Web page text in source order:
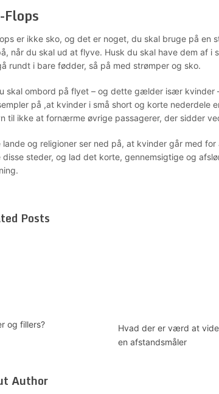
Flops
er ikke sko, og det er noget, du skal bruge på en
når du skal ud at flyve. Husk du skal have dem af
rundt i bare fødder, så på med strømper og sko.
skal ombord på flyet – og dette gælder især kvinder
på ,at kvinder i små short og korte nederdele
til ikke at fornærme øvrige passagerer, der sidder
lande og religioner ser ned på, at kvinder går med
disse steder, og lad det korte, gennemsigtige og
Posts
og fillers?
Hvad der er værd at
en afstandsmåler
Author